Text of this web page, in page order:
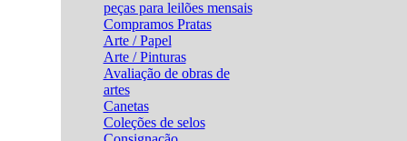
peças para leilões mensais
Compramos Pratas
Arte / Papel
Arte / Pinturas
Avaliação de obras de
artes
Canetas
Coleções de selos